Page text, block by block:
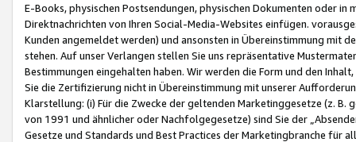
E-Books, physischen Postsendungen, physischen Dokumenten oder in
Direktnachrichten von Ihren Social-Media-Websites einfügen.
Kunden angemeldet werden) und ansonsten in Übereinstimmung mit
stehen. Auf unser Verlangen stellen Sie uns repräsentative
Bestimmungen eingehalten haben. Wir werden die Form und den
Sie die Zertifizierung nicht in Übereinstimmung mit unserer
Klarstellung: (i) Für die Zwecke der geltenden Marketinggesetze (z. B.
von 1991 und ähnlicher oder Nachfolgegesetze) sind Sie der
Gesetze und Standards und Best Practices der Marketingbranche für